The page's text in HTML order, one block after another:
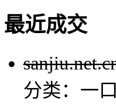
最近成交
分类：一